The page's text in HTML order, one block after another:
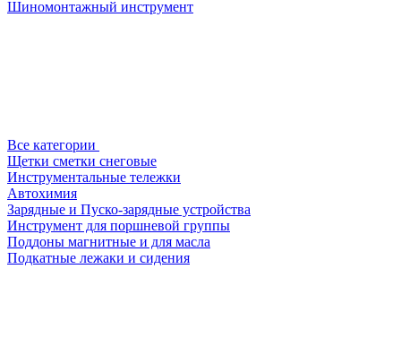
Шиномонтажный инструмент
Все категории
Щетки сметки снеговые
Инструментальные тележки
Автохимия
Зарядные и Пуско-зарядные устройства
Инструмент для поршневой группы
Поддоны магнитные и для масла
Подкатные лежаки и сидения